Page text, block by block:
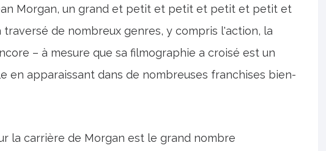
Morgan, un grand et petit et petit et petit et petit et
de nombreux genres, y compris l'action, la
– à mesure que sa filmographie a croisé est un
en apparaissant dans de nombreuses franchises bien-
la carrière de Morgan est le grand nombre